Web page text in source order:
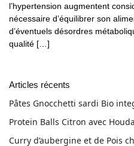
l’hypertension augmentent
nécessaire d’équilibrer son
d’éventuels désordres
qualité […]
Articles récents
Pâtes Gnocchetti sardi Bio
Protein Balls Citron avec
Curry d’aubergine et de Pois